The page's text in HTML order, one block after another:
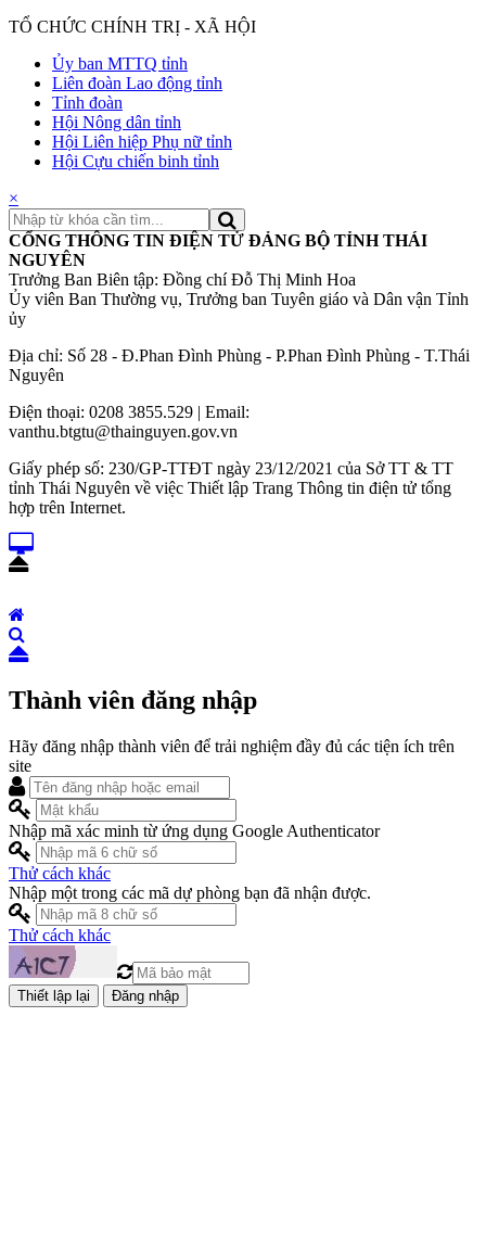
TỔ CHỨC CHÍNH TRỊ - XÃ HỘI
Ủy ban MTTQ tỉnh
Liên đoàn Lao động tỉnh
Tỉnh đoàn
Hội Nông dân tỉnh
Hội Liên hiệp Phụ nữ tỉnh
Hội Cựu chiến binh tỉnh
×
CỔNG THÔNG TIN ĐIỆN TỬ ĐẢNG BỘ TỈNH THÁI
NGUYÊN
Trưởng Ban Biên tập: Đồng chí Đỗ Thị Minh Hoa
Ủy viên Ban Thường vụ, Trưởng ban Tuyên giáo và Dân vận Tỉnh
ủy
Địa chỉ: Số 28 - Đ.Phan Đình Phùng - P.Phan Đình Phùng - T.Thái
Nguyên
Điện thoại: 0208 3855.529 | Email:
vanthu.btgtu@thainguyen.gov.vn
Giấy phép số: 230/GP-TTĐT ngày 23/12/2021 của Sở TT & TT
tỉnh Thái Nguyên về việc Thiết lập Trang Thông tin điện tử tổng
hợp trên Internet.
Thành viên đăng nhập
Hãy đăng nhập thành viên để trải nghiệm đầy đủ các tiện ích trên
site
Nhập mã xác minh từ ứng dụng Google Authenticator
Thử cách khác
Nhập một trong các mã dự phòng bạn đã nhận được.
Thử cách khác
Đăng nhập